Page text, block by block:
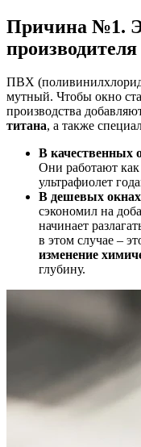
Причина №1.
ПВХ
мутный. Чтобы окно
производства
титана, а также
В качественных
Они работают
ультрафиолет
В дешевых
сэкономил на
начинает
в этом случае –
изменение
глубину.